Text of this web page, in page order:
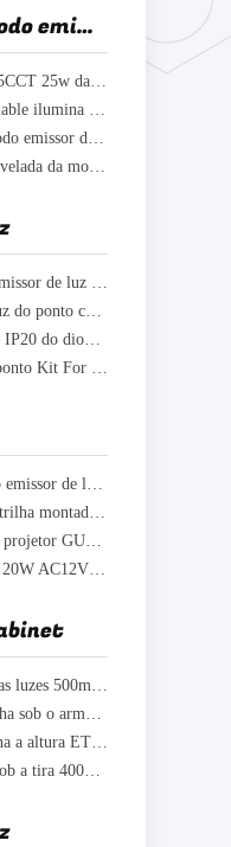
Luz da montagem do resplendor do diodo emissor de luz
A escova níquel o anel dobro claro de dispositivo elétrico 5CCT 25w da montagem do resplendor do diodo emissor de luz do teto 14
O potenciômetro nivelado exterior da montagem de Dimmable ilumina o diodo emissor de luz 10W 4 polegadas para a sala de visitas
Luz em mudança 120V da montagem do resplendor do diodo emissor de luz do teto 7 da cor plástico de 15 watts
luz de teto nivelada da montagem de 9w Dimmable, luz nivelada da montagem de 5 polegadas para a casa
Projetor linear customizável Mini Size 1600lm do diodo emissor de luz de Dimmable com 10 luzes
Mini Multi Spot Light certificado ETL, 10w Recessed a luz do ponto com 5 cabeças
Interno personalize o multi alumínio linear do projetor 2w IP20 do diodo emissor de luz
O projetor do FCC Certifed Recessed a iluminação, 10W ponto Kit For Bedroom claro
Projetor montado sobre trilhos 2700K Dimmable do diodo emissor de luz do teto flexível
Iluminação montada de superfície da trilha de Dimmable, trilha montada teto que ilumina 20W
Montagem montada sobre trilhos substituível da parede do projetor GU10 1800LM 24V que leve o tipo
Montagem de superfície montada sobre trilhos do projetor 20W AC12V 1800LM do diodo emissor de luz SMD
Tipo de alumínio da iluminação de tira do comprimento das luzes 500mm do diodo emissor de luz Undercabinet
Interruptor do toque sob a luz do sensor do armário, cozinha sob o armário que leve 5W
O diodo emissor de luz branco morno Undercabinet ilumina a altura ETL de 50mm certificada para o armário
O ES certificou Dimmable sob a iluminação do armário, sob a tira 400LM do diodo emissor de luz do armário